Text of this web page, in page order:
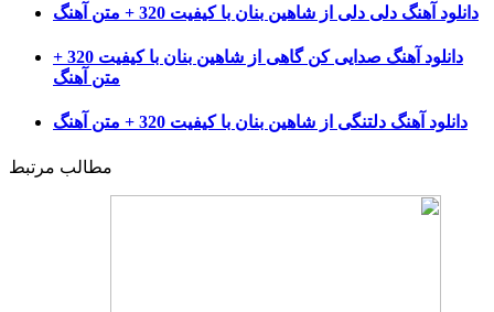
دانلود آهنگ دلی دلی از شاهین بنان با کیفیت 320 + متن آهنگ
دانلود آهنگ صدایی کن گاهی از شاهین بنان با کیفیت 320 +
متن آهنگ
دانلود آهنگ دلتنگی از شاهین بنان با کیفیت 320 + متن آهنگ
مطالب مرتبط